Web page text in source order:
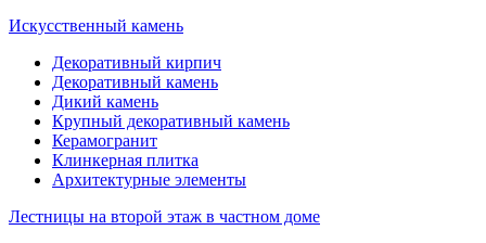
Искусственный камень
Декоративный кирпич
Декоративный камень
Дикий камень
Крупный декоративный камень
Керамогранит
Клинкерная плитка
Архитектурные элементы
Лестницы на второй этаж в частном доме